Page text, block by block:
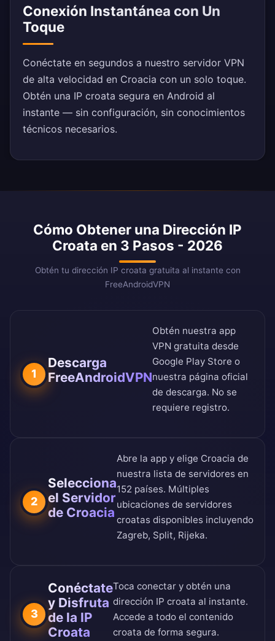
Conexión Instantánea con Un
Toque
Conéctate en segundos a nuestro servidor VPN
de alta velocidad en Croacia con un solo toque.
Obtén una IP croata segura en Android al
instante — sin configuración, sin conocimientos
técnicos necesarios.
Cómo Obtener una Dirección IP
Croata en 3 Pasos - 2026
Obtén tu dirección IP croata gratuita al instante con
FreeAndroidVPN
1
Descarga
FreeAndroidVPN
Obtén nuestra app
VPN gratuita desde
Google Play Store o
nuestra página oficial
de descarga. No se
requiere registro.
2
Selecciona
el Servidor
de Croacia
Abre la app y elige Croacia de
nuestra lista de servidores en
152 países. Múltiples
ubicaciones de servidores
croatas disponibles incluyendo
Zagreb, Split, Rijeka.
3
Conéctate
y Disfruta
de la IP
Croata
Toca conectar y obtén una
dirección IP croata al instante.
Accede a todo el contenido
croata de forma segura.